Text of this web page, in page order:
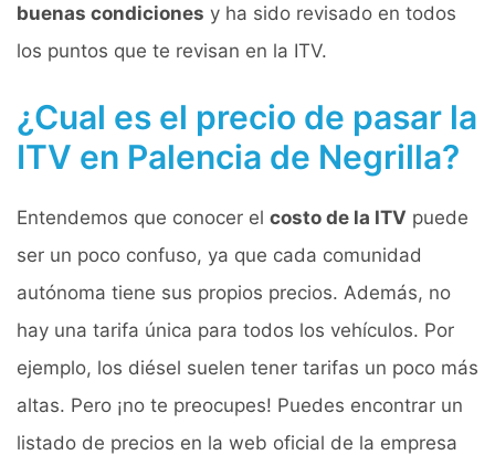
buenas condiciones y ha sido revisado en todos
los puntos que te revisan en la ITV.
¿Cual es el precio de pasar la
ITV en Palencia de Negrilla?
Entendemos que conocer el costo de la ITV puede
ser un poco confuso, ya que cada comunidad
autónoma tiene sus propios precios. Además, no
hay una tarifa única para todos los vehículos. Por
ejemplo, los diésel suelen tener tarifas un poco más
altas. Pero ¡no te preocupes! Puedes encontrar un
listado de precios en la web oficial de la empresa